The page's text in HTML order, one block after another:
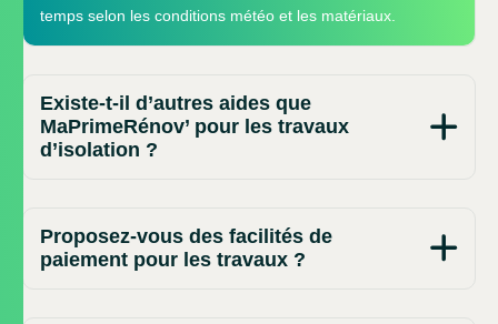
temps selon les conditions météo et les matériaux.
Existe-t-il d’autres aides que
MaPrimeRénov’ pour les travaux
d’isolation ?
Proposez-vous des facilités de
paiement pour les travaux ?